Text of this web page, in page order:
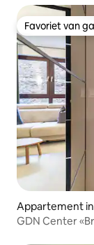
Favoriet van
Favoriet van
Appartement
GDN Center